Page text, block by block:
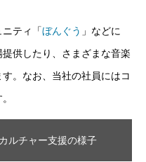
ティ「ぼんぐう 」などに
提供したり、さまざまな音楽
。なお、当社の社員にはコ
カルチャー支援の様子